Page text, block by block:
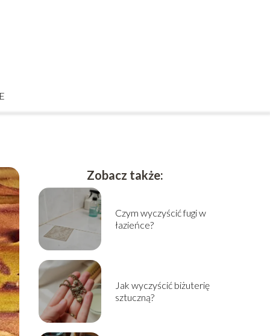
Zobacz także:
Czym wyczyścić fugi w
łazieńce?
Jak wyczyścić biżuterię
sztuczną?